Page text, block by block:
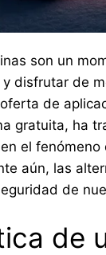
son un
disfrutar de
de
gratuita, ha
el
aún, las
de
de